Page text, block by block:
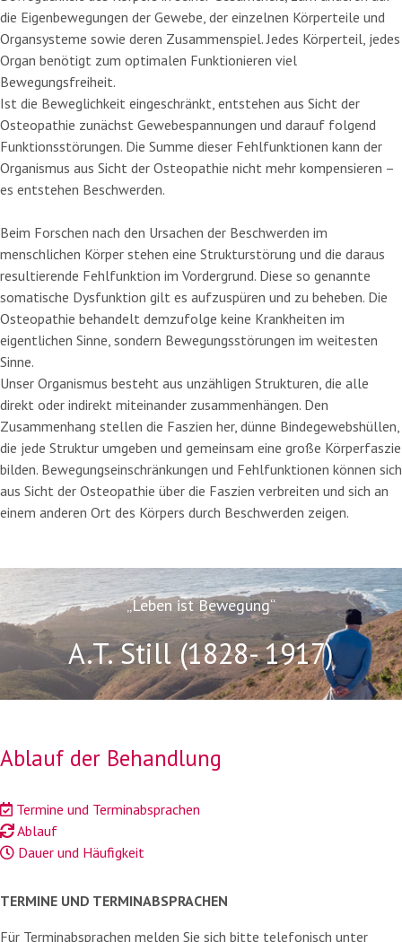
die Eigenbewegungen der Gewebe, der einzelnen Körperteile und
Organsysteme sowie deren Zusammenspiel. Jedes Körperteil, jedes
Organ benötigt zum optimalen Funktionieren viel
Bewegungsfreiheit.
Ist die Beweglichkeit eingeschränkt, entstehen aus Sicht der
Osteopathie zunächst Gewebespannungen und darauf folgend
Funktionsstörungen. Die Summe dieser Fehlfunktionen kann der
Organismus aus Sicht der Osteopathie nicht mehr kompensieren –
es entstehen Beschwerden.
Beim Forschen nach den Ursachen der Beschwerden im
menschlichen Körper stehen eine Strukturstörung und die daraus
resultierende Fehlfunktion im Vordergrund. Diese so genannte
somatische Dysfunktion gilt es aufzuspüren und zu beheben. Die
Osteopathie behandelt demzufolge keine Krankheiten im
eigentlichen Sinne, sondern Bewegungsstörungen im weitesten
Sinne.
Unser Organismus besteht aus unzähligen Strukturen, die alle
direkt oder indirekt miteinander zusammenhängen. Den
Zusammenhang stellen die Faszien her, dünne Bindegewebshüllen,
die jede Struktur umgeben und gemeinsam eine große Körperfaszie
bilden. Bewegungseinschränkungen und Fehlfunktionen können sich
aus Sicht der Osteopathie über die Faszien verbreiten und sich an
einem anderen Ort des Körpers durch Beschwerden zeigen.
„Leben ist Bewegung“
A.T. Still (1828- 1917)
Ablauf der Behandlung
Termine und Terminabsprachen
Ablauf
Dauer und Häufigkeit
TERMINE UND TERMINABSPRACHEN
Für Terminabsprachen melden Sie sich bitte telefonisch unter